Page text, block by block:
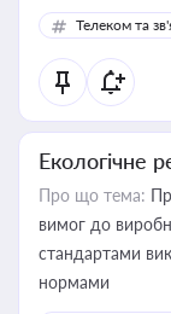
споживачів.
Телеком та
Екологічне
Про що тема:
вимог до
стандартами
нормами